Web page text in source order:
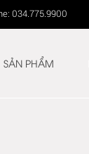
034.775.9900
SẢN PHẨM